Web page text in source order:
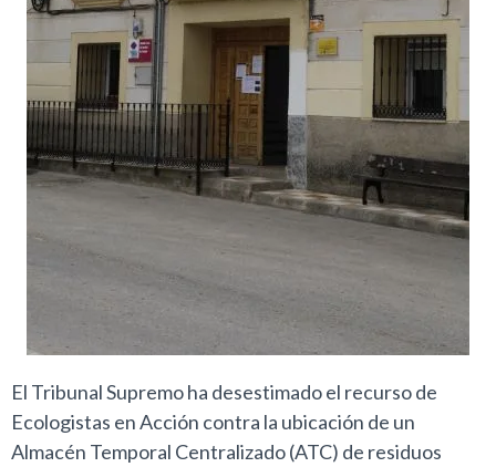
El Tribunal Supremo ha desestimado el recurso de
Ecologistas en Acción contra la ubicación de un
Almacén Temporal Centralizado (ATC) de residuos